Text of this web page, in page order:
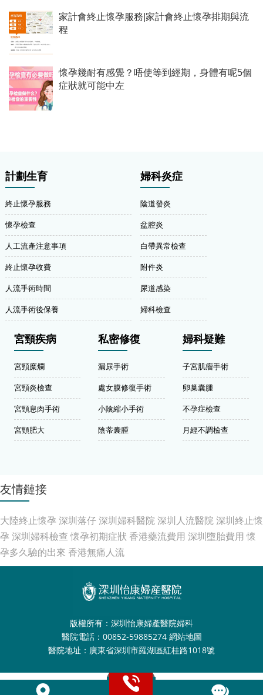
家計會終止懷孕服務|家計會終止懷孕排期與流
程
懷孕幾耐有感覺？唔使等到經期，身體有呢5個
症狀就可能中左
計劃生育
終止懷孕服務
懷孕檢查
人工流產注意事項
終止懷孕收費
人流手術時間
人流手術後保養
婦科炎症
陰道發炎
盆腔炎
白帶異常檢查
附件炎
尿道感染
婦科檢查
宮頸疾病
宮頸糜爛
宮頸炎檢查
宮頸息肉手術
宮頸肥大
私密修復
漏尿手術
處女膜修復手術
小陰縮小手術
陰蒂囊腫
婦科疑難
子宮肌瘤手術
卵巢囊腫
不孕症檢查
月經不調檢查
友情鏈接
大陸終止懷孕 深圳落仔深圳婦科醫院深圳人流醫院深圳終止懷
孕 深圳婦科檢查 懷孕初期症狀 香港藥流費用 深圳墮胎費用 懷
孕多久驗的出來 香港無痛人流
版權所有：深圳怡康婦產醫院婦科
醫院電話：00852-59885274 網站地圖
醫院地址：廣東省深圳市羅湖區紅桂路1018號